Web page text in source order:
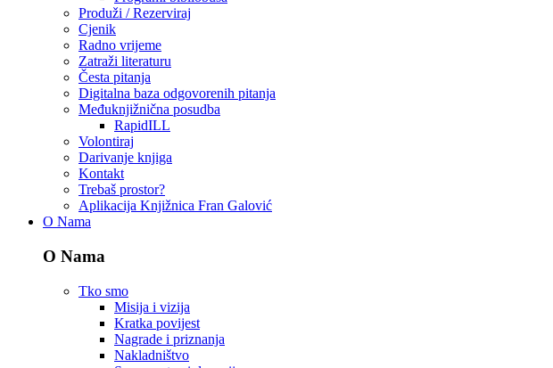
Produži / Rezerviraj
Cjenik
Radno vrijeme
Zatraži literaturu
Česta pitanja
Digitalna baza odgovorenih pitanja
Međuknjižnična posudba
RapidILL
Volontiraj
Darivanje knjiga
Kontakt
Trebaš prostor?
Aplikacija Knjižnica Fran Galović
O Nama
O Nama
Tko smo
Misija i vizija
Kratka povijest
Nagrade i priznanja
Nakladništvo